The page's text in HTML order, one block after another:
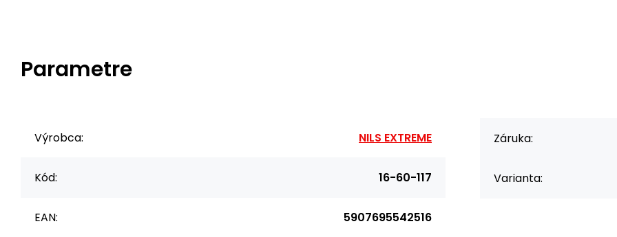
Parametre
Výrobca: NILS EXTREME
Kód: 16-60-117
EAN: 5907695542516
Záruka:
Varianta: